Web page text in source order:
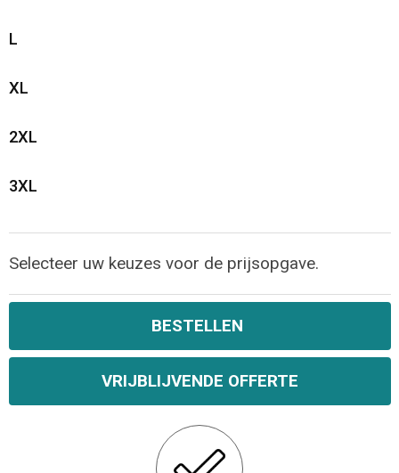
L
XL
2XL
3XL
Selecteer uw keuzes voor de prijsopgave.
BESTELLEN
VRIJBLIJVENDE OFFERTE